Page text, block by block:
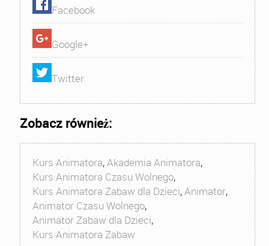
Facebook
Google+
Twitter
Zobacz również:
Kurs Animatora,Akademia Animatora,
Kurs Animatora Czasu Wolnego,
Kurs Animatora Zabaw dla Dzieci,Animator,
Animator Czasu Wolnego,
Animator Zabaw dla Dzieci,
Kurs Animatora Zabaw